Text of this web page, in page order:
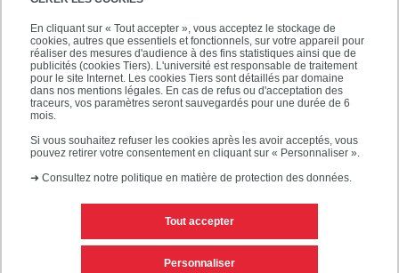
En cliquant sur « Tout accepter », vous acceptez le stockage de
cookies, autres que essentiels et fonctionnels, sur votre appareil pour
réaliser des mesures d'audience à des fins statistiques ainsi que de
publicités (cookies Tiers). L'université est responsable de traitement
pour le site Internet. Les cookies Tiers sont détaillés par domaine
dans nos mentions légales. En cas de refus ou d'acceptation des
traceurs, vos paramètres seront sauvegardés pour une durée de 6
mois.
Si vous souhaitez refuser les cookies après les avoir acceptés, vous
pouvez retirer votre consentement en cliquant sur « Personnaliser ».
➜ Consultez notre politique en matière de protection des données.
Tout accepter
Personnaliser
Mentions légales